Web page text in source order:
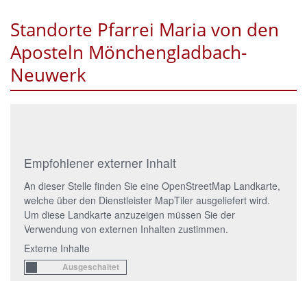
Standorte Pfarrei Maria von den
Aposteln Mönchengladbach-
Neuwerk
Empfohlener externer Inhalt
An dieser Stelle finden Sie eine OpenStreetMap Landkarte,
welche über den Dienstleister MapTiler ausgeliefert wird.
Um diese Landkarte anzuzeigen müssen Sie der
Verwendung von externen Inhalten zustimmen.
Externe Inhalte